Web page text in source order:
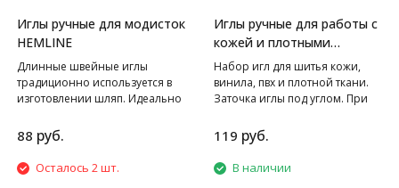
Иглы ручные для модисток
HEMLINE
Длинные швейные иглы
традиционно используется в
изготовлении шляп. Идеально
наметки. Длина: в наборе 42-
57 мм
88 руб.
Осталось 2 шт.
Иглы ручные для работы с
кожей и плотными
материалами HEMLINE
Набор игл для шитья кожи,
винила, пвх и плотной ткани.
Заточка иглы под углом. При
следов от прокола иглы.
Длина: в наборе 38-45 мм
119 руб.
В наличии